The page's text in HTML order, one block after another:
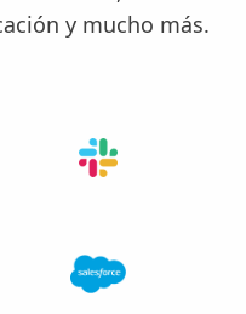
y mucho más.